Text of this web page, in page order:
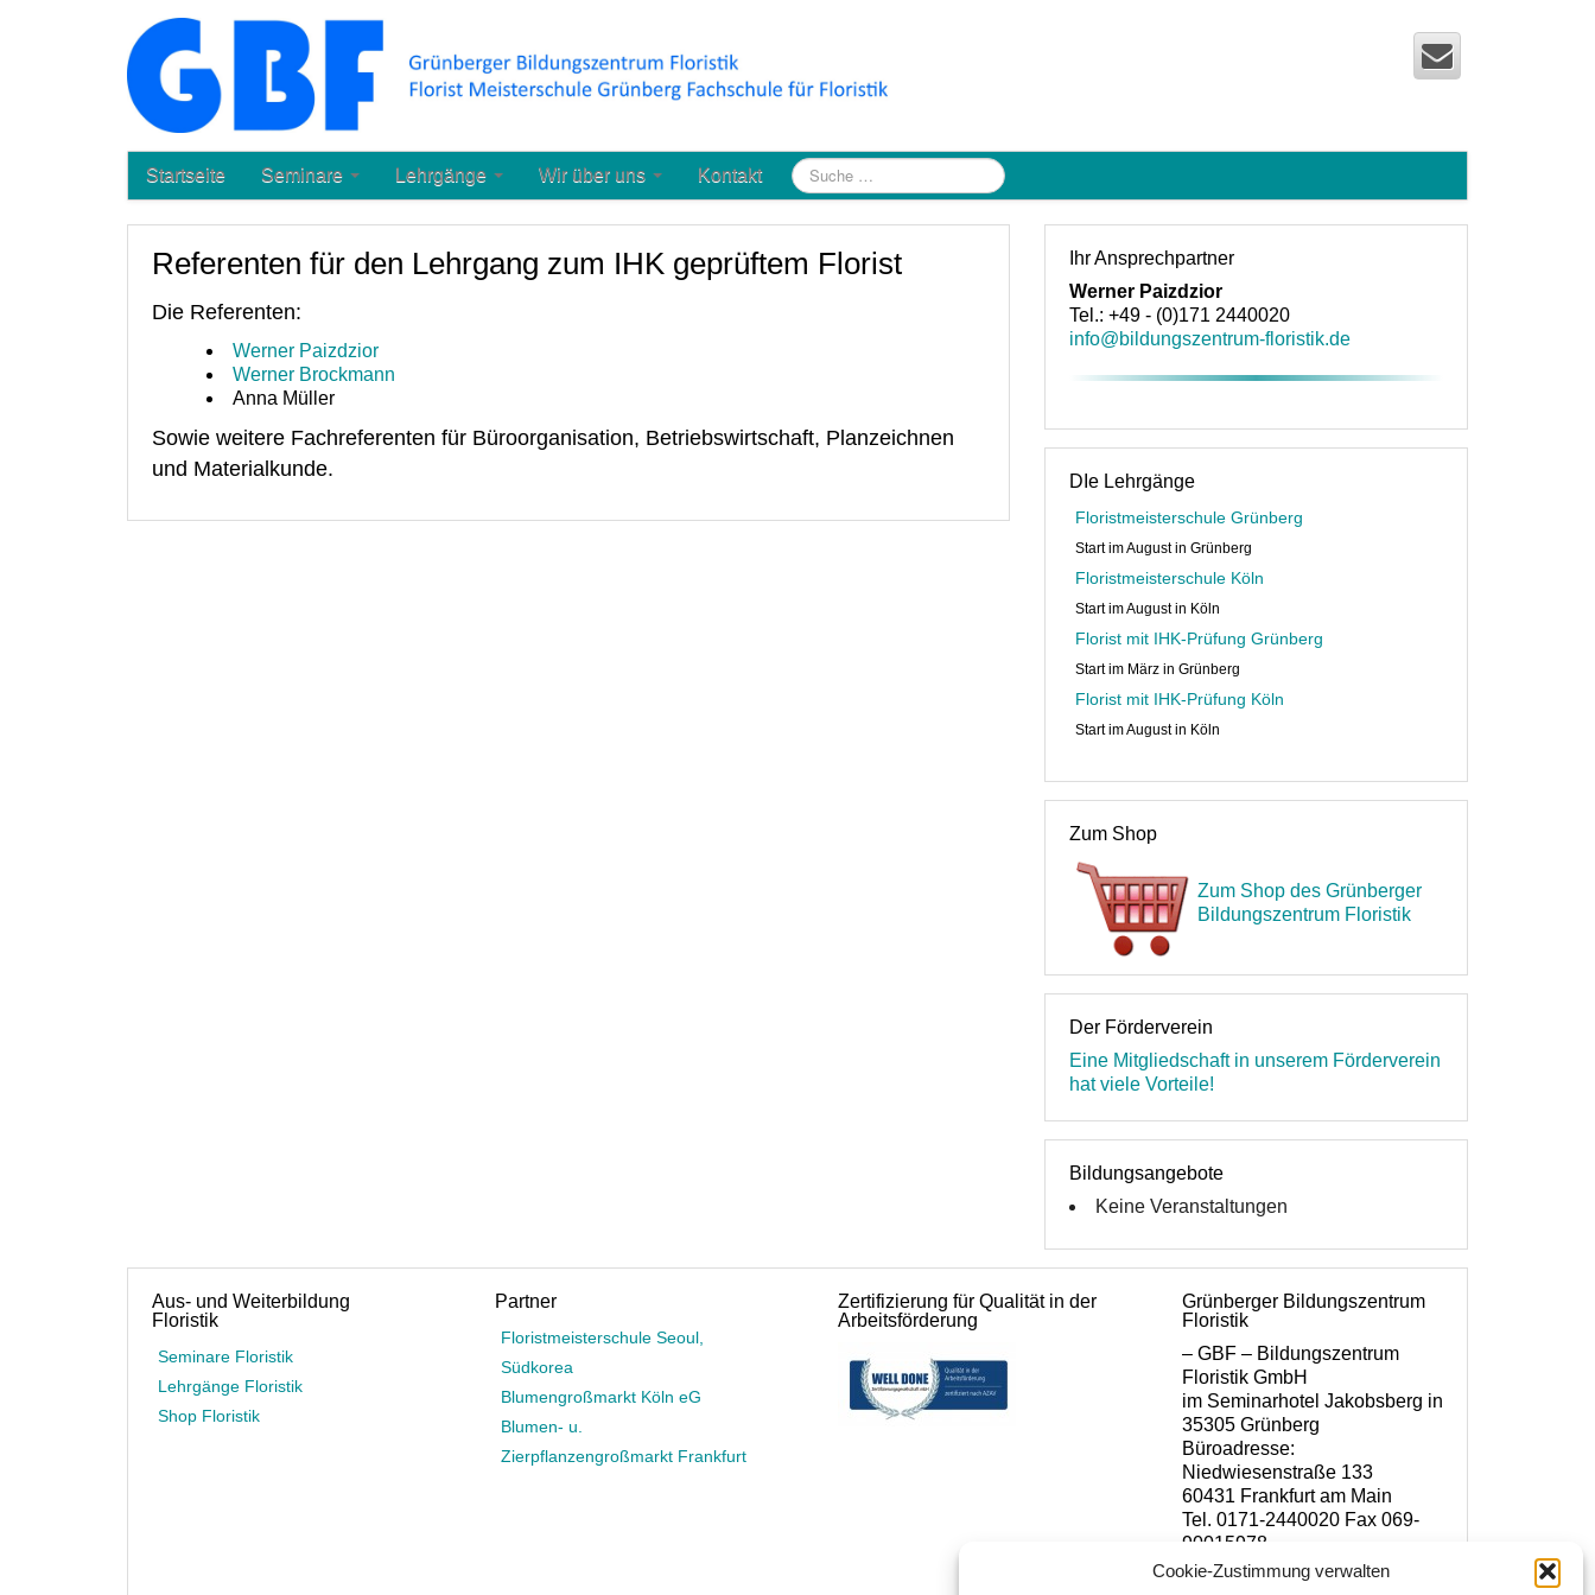
Cookie-Zustimmung verwalten
Startseite Seminare Lehrgänge Wir über uns Kontakt
Referenten für den Lehrgang zum IHK geprüftem Florist
Die Referenten:
Werner Paizdzior
Werner Brockmann
Anna Müller
Sowie weitere Fachreferenten für Büroorganisation, Betriebswirtschaft, Planzeichnen
und Materialkunde.
Ihr Ansprechpartner
Werner Paizdzior
Tel.: +49 - (0)171 2440020
info@bildungszentrum-floristik.de
DIe Lehrgänge
Floristmeisterschule Grünberg
Start im August in Grünberg
Floristmeisterschule Köln
Start im August in Köln
Florist mit IHK-Prüfung Grünberg
Start im März in Grünberg
Florist mit IHK-Prüfung Köln
Start im August in Köln
Zum Shop
Zum Shop des Grünberger
Bildungszentrum Floristik
Der Förderverein
Eine Mitgliedschaft in unserem Förderverein
hat viele Vorteile!
Bildungsangebote
Keine Veranstaltungen
Aus- und Weiterbildung
Floristik
Seminare Floristik
Lehrgänge Floristik
Shop Floristik
Partner
Floristmeisterschule Seoul,
Südkorea
Blumengroßmarkt Köln eG
Blumen- u.
Zierpflanzengroßmarkt Frankfurt
Zertifizierung für Qualität in der
Arbeitsförderung
Grünberger Bildungszentrum
Floristik
– GBF – Bildungszentrum
Floristik GmbH
im Seminarhotel Jakobsberg in
35305 Grünberg
Büroadresse:
Niedwiesenstraße 133
60431 Frankfurt am Main
Tel. 0171-2440020 Fax 069-
90015978
www.florist-meisterschule.de